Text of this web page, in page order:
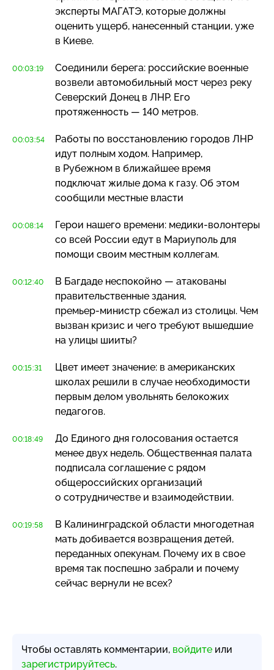
эксперты МАГАТЭ, которые должны
оценить ущерб, нанесенный станции, уже
в Киеве.
00:03:19
Соединили берега: российские военные
возвели автомобильный мост через реку
Северский Донец в ЛНР. Его
протяженность — 140 метров.
00:03:54
Работы по восстановлению городов ЛНР
идут полным ходом. Например,
в Рубежном в ближайшее время
подключат жилые дома к газу. Об этом
сообщили местные власти
00:08:14 Герои нашего времени: медики-волонтеры
со всей России едут в Мариуполь для
помощи своим местным коллегам.
00:12:40
В Багдаде неспокойно — атакованы
правительственные здания,
премьер-министр сбежал из столицы. Чем
вызван кризис и чего требуют вышедшие
на улицы шииты?
00:15:31
Цвет имеет значение: в американских
школах решили в случае необходимости
первым делом увольнять белокожих
педагогов.
00:18:49
До Единого дня голосования остается
менее двух недель. Общественная палата
подписала соглашение с рядом
общероссийских организаций
о сотрудничестве и взаимодействии.
00:19:58
В Калининградской области многодетная
мать добивается возвращения детей,
переданных опекунам. Почему их в свое
время так поспешно забрали и почему
сейчас вернули не всех?
Чтобы оставлять комментарии, войдите или
зарегистрируйтесь.